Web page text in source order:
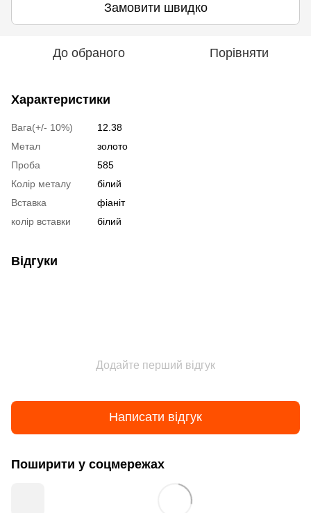
Замовити швидко
До обраного Порівняти
Характеристики
Вага(+/- 10%)
12.38
Метал
золото
Проба
585
Колір металу
білий
Вставка
фіаніт
колір вставки
білий
Відгуки
Додайте перший відгук
Написати відгук
Поширити у соцмережах